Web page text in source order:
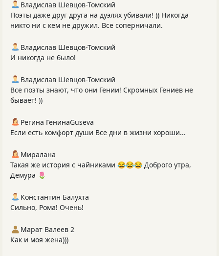
Владислав Шевцов-Томский
Поэты даже друг друга на дуэлях убивали! )) Никогда
никто ни с кем не дружил. Все соперничали.
Владислав Шевцов-Томский
И никогда не было!
Владислав Шевцов-Томский
Все поэты знают, что они Гении! Скромных Гениев не
бывает! ))
Регина ГенинаGuseva
Если есть комфорт души Все дни в жизни хороши...
Миралана
Такая же история с чайниками 😂😂😂 Доброго утра,
Демура 🌷
Константин Балухта
Сильно, Рома! Очень!
Марат Валеев 2
Как и моя жена)))